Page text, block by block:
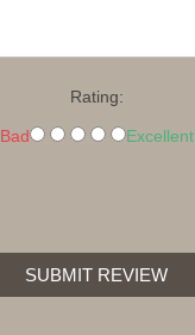
Rating:
Bad Excellent
SUBMIT REVIEW